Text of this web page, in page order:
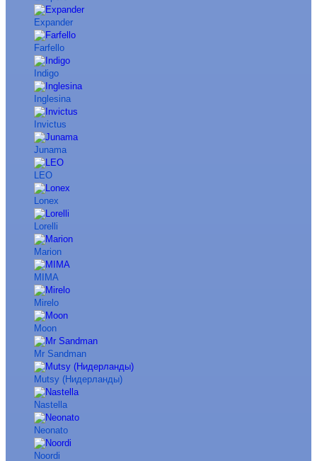
Expander
Farfello
Indigo
Inglesina
Invictus
Junama
LEO
Lonex
Lorelli
Marion
MIMA
Mirelo
Moon
Mr Sandman
Mutsy (Нидерланды)
Nastella
Neonato
Noordi